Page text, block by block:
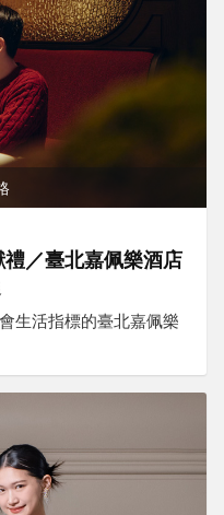
／臺北嘉佩樂酒店
生活指標的臺北嘉佩樂